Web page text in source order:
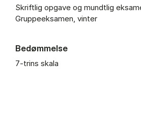
Skriftlig opgave og mundtlig
Gruppeeksamen, vinter
Bedømmelse
7-trins skala